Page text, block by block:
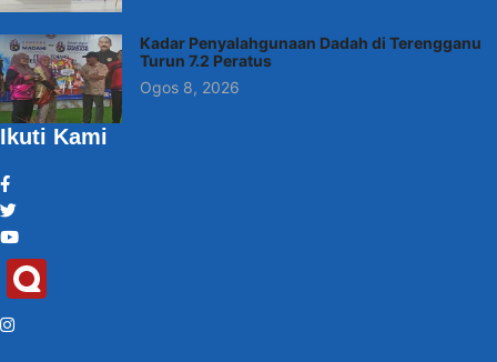
Kadar Penyalahgunaan Dadah di Terengganu
Turun 7.2 Peratus
Ogos 8, 2026
Ikuti Kami